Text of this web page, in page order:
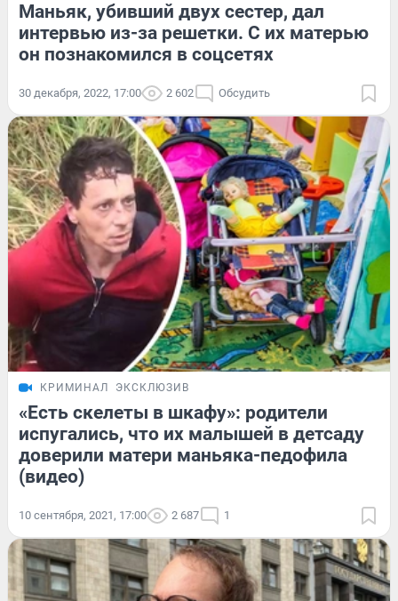
Маньяк, убивший двух сестер, дал
интервью из-за решетки. С их матерью
он познакомился в соцсетях
30 декабря, 2022, 17:00 2 602 Обсудить
КРИМИНАЛ ЭКСКЛЮЗИВ
«Есть скелеты в шкафу»: родители
испугались, что их малышей в детсаду
доверили матери маньяка-педофила
(видео)
10 сентября, 2021, 17:00 2 687 1